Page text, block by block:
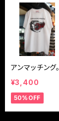
アンマッチング。
¥3,400
50%OFF